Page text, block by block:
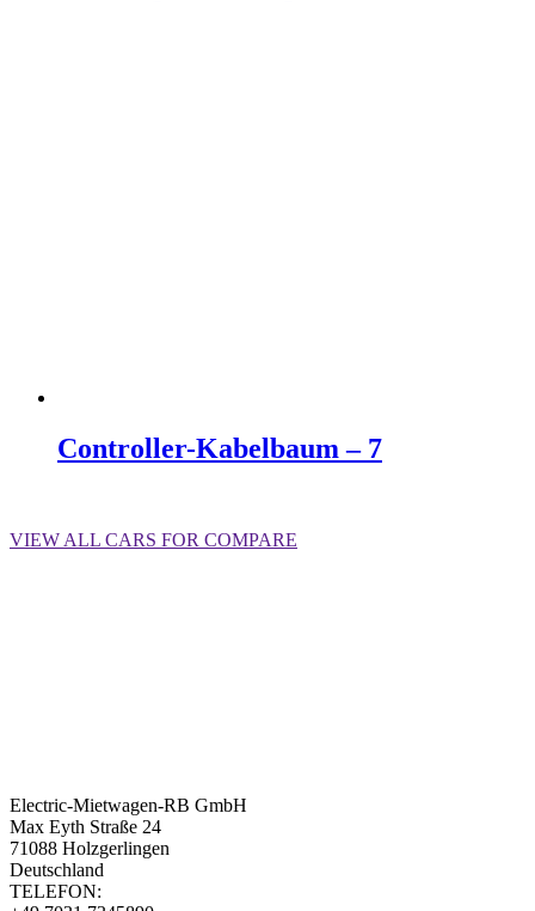
Controller-Kabelbaum – 7
VIEW ALL CARS FOR COMPARE
Electric-Mietwagen-RB GmbH
Max Eyth Straße 24
71088 Holzgerlingen
Deutschland
TELEFON: